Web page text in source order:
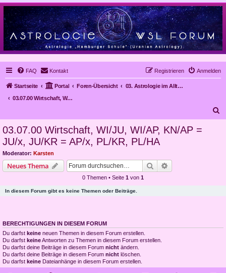
FAQ Kontakt Anmelden
Registrieren
Startseite Portal Foren-Übersicht
03. Astrologie im Alltag, Mundanastrologie, Stundenastrologie, Objekt-Astrologie
03.07.00 Wirtschaft, WI/JU, WI/AP, KN/AP = JU/x, JU/KR = AP/x, PL/KR, PL/HA
03.07.00 Wirtschaft, WI/JU, WI/AP, KN/AP =
JU/x, JU/KR = AP/x, PL/KR, PL/HA
Moderator: Karsten
Neues Thema Suche
0 Themen • Seite 1 von 1
In diesem Forum gibt es keine Themen oder Beiträge.
BERECHTIGUNGEN IN DIESEM FORUM
Du darfst keine neuen Themen in diesem Forum erstellen.
Du darfst keineAntworten zu Themen in diesem Forum erstellen.
Du darfst deine Beiträge in diesem Forum nicht ändern.
Du darfst deine Beiträge in diesem Forum nicht löschen.
Du darfst keine Dateianhänge in diesem Forum erstellen.